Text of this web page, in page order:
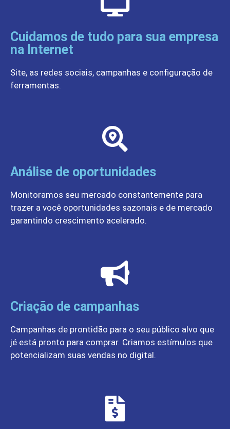
Cuidamos de tudo para sua empresa
na Internet
Site, as redes sociais, campanhas e configuração de
ferramentas.
Análise de oportunidades
Monitoramos seu mercado constantemente para
trazer a você oportunidades sazonais e de mercado
garantindo crescimento acelerado.
Criação de campanhas
Campanhas de prontidão para o seu público alvo que
jé está pronto para comprar. Criamos estímulos que
potencializam suas vendas no digital.